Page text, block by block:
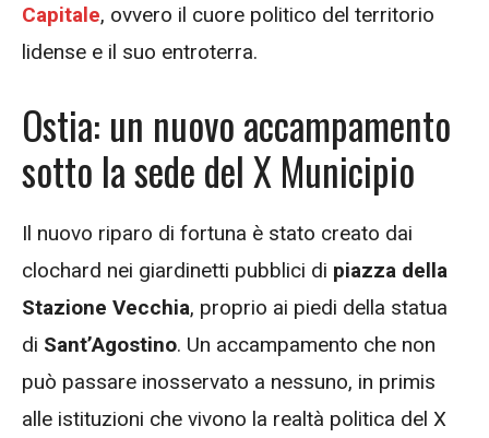
Capitale, ovvero il cuore politico del territorio
lidense e il suo entroterra.
Ostia: un nuovo accampamento
sotto la sede del X Municipio
Il nuovo riparo di fortuna è stato creato dai
clochard nei giardinetti pubblici di piazza della
Stazione Vecchia, proprio ai piedi della statua
di Sant’Agostino. Un accampamento che non
può passare inosservato a nessuno, in primis
alle istituzioni che vivono la realtà politica del X